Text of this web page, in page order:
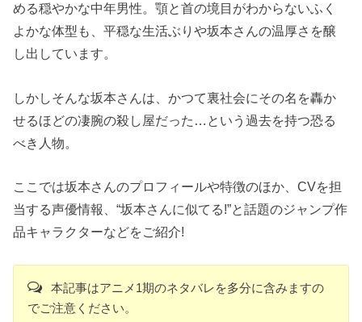
める穏やかな中年男性。顎と首の境目がわからないふく
よかな体型も、平穏な生活ぶりや坂本さんの温厚さを醸
し出しています。
しかしそんな坂本さんは、かつて裏社会にその名を轟か
せるほどの凄腕の殺し屋だった…という過去を持つ恐る
べき人物。
ここでは坂本さんのプロフィールや特徴のほか、CVを担
当する声優情報、“坂本さんに似てる!”と話題のジャンプ作
品キャラクターなどをご紹介!
本記事はアニメ1期のネタバレを多分に含みますの
でご注意ください。